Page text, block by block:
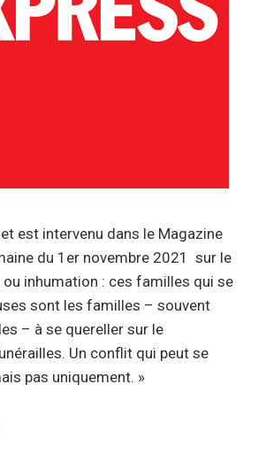
est intervenu dans le Magazine
du 1er novembre 2021 sur le
inhumation : ces familles qui se
sont les familles – souvent
– à se quereller sur le
Un conflit qui peut se
pas uniquement. »